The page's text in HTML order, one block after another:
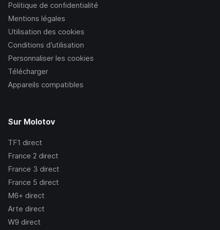
Politique de confidentialité
Mentions légales
Utilisation des cookies
Conditions d’utilisation
Personnaliser les cookies
Télécharger
Appareils compatibles
Sur Molotov
TF1 direct
France 2 direct
France 3 direct
France 5 direct
M6+ direct
Arte direct
W9 direct